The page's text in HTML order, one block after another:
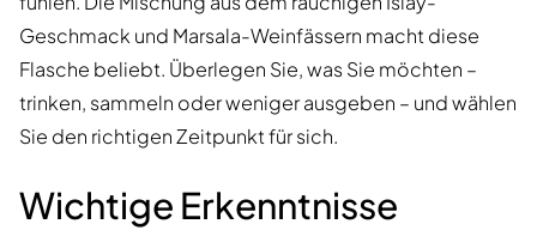
Geschmack und Marsala-Weinfässern macht diese
Flasche beliebt. Überlegen Sie, was Sie möchten –
trinken, sammeln oder weniger ausgeben – und wählen
Sie den richtigen Zeitpunkt für sich.
Wichtige Erkenntnisse